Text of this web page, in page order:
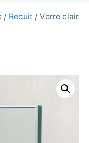
/ Recuit / Verre clair